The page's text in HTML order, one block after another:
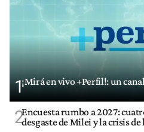
1¡Mirá en vivo +Perfil!: un
2Encuesta rumbo a 2027:
desgaste de Milei y la crisis